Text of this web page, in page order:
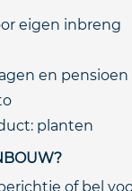
eigen inbreng
en pensioen
planten
of bel